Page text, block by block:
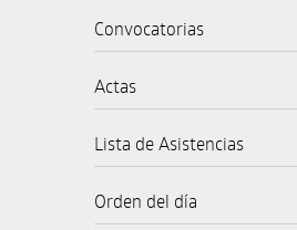
Convocatorias
Actas
Lista de Asistencias
Orden del día